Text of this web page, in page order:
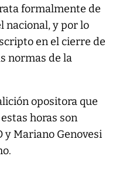
formalmente de
nacional, y por lo
en el cierre de
normas de la
opositora que
horas son
y Mariano Genovesi